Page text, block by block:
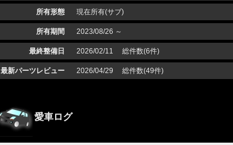
所有形態 現在所有(サブ)
所有期間 2023/08/26 ～
最終整備日 2026/02/11 総件数(6件)
最新パーツレビュー 2026/04/29 総件数(49件)
愛車ログ